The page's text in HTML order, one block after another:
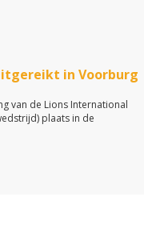
in Voorburg
van de Lions International
plaats in de